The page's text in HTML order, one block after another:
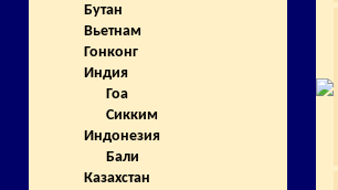
Бутан
Вьетнам
Гонконг
Индия
Гоа
Сикким
Индонезия
Бали
Казахстан